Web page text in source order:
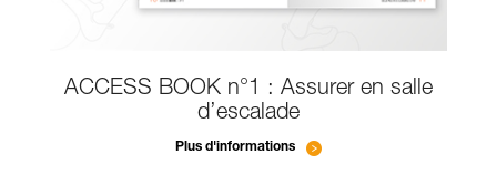
ACCESS BOOK n°1 : Assurer en salle
d’escalade
Plus d'informations